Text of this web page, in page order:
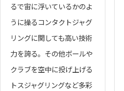
るで宙に浮いているかのよ
うに操るコンタクトジャグ
リングに関しても高い技術
力を誇る。その他ボールや
クラブを空中に投げ上げる
トスジャグリングなど多彩